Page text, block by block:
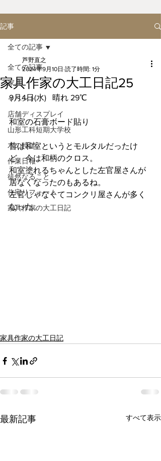
記事
全ての記事
家具
イベント
店舗ディスプレイ
山形工科短期大学校
木の時計
作業日報
徒然なること
住宅リフォーム
家具作家の大工日記
全ての記事
家具作家の大工日記25
芦野直之
2024年9月10日 読了時間: 1分
9月4日(水)   晴れ 29℃
和室の石膏ボード貼り
昔は和室というとモルタルだったけ
ど、今は和柄のクロス。
和室塗れるちゃんとした左官屋さんが
居なくなったのもあるね。
左官じゃなくてコンクリ屋さんが多く
なった。
家具作家の大工日記
最新記事 すべて表示